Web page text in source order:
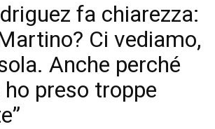
fa chiarezza:
Ci vediamo,
Anche perché
preso troppe